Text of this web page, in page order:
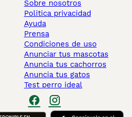
Sobre nosotros
Politica privacidad
Ayuda
Prensa
Condiciones de uso
Anunciar tus mascotas
Anuncia tus cachorros
Anuncia tus gatos
Test perro ideal